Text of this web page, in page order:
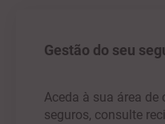
Gestão do seu
Aceda à sua área de
seguros, consulte